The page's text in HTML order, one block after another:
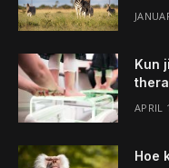
Kun
APRIL
Hoe